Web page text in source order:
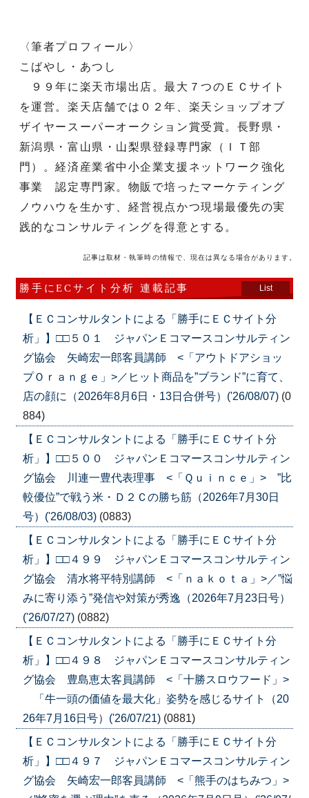
〈筆者プロフィール〉
こばやし・あつし
９９年に楽天市場出店。最大７つのＥＣサイト
を運営。楽天店舗では０２年、楽天ショップオブ
ザイヤースーパーオークション賞受賞。長野県・
新潟県・富山県・山梨県登録専門家（ＩＴ部
門）。経済産業省中小企業支援ネットワーク強化
事業 認定専門家。物販で培ったマーケティング
ノウハウを生かす、経営視点かつ現場最優先の実
践的なコンサルティングを得意とする。
記事は取材・執筆時の情報で、現在は異なる場合があります。
勝手にECサイト分析 連載記事 List
【ＥＣコンサルタントによる「勝手にＥＣサイト分
析」】□□５０１ ジャパンＥコマースコンサルティン
グ協会 矢崎宏一郎客員講師 <「アウトドアショッ
プＯｒａｎｇｅ」>／ヒット商品を”ブランド”に育て、
店の顔に（2026年8月6日・13日合併号）('26/08/07) (0
884)
【ＥＣコンサルタントによる「勝手にＥＣサイト分
析」】□□５００ ジャパンＥコマースコンサルティン
グ協会 川連一豊代表理事 <「Ｑｕｉｎｃｅ」> ”比
較優位”で戦う米・Ｄ２Ｃの勝ち筋（2026年7月30日
号）('26/08/03) (0883)
【ＥＣコンサルタントによる「勝手にＥＣサイト分
析」】□□４９９ ジャパンＥコマースコンサルティン
グ協会 清水将平特別講師 <「ｎａｋｏｔａ」>／”悩
みに寄り添う”発信や対策が秀逸（2026年7月23日号）
('26/07/27) (0882)
【ＥＣコンサルタントによる「勝手にＥＣサイト分
析」】□□４９８ ジャパンＥコマースコンサルティン
グ協会 豊島恵太客員講師 <「十勝スロウフード」>
「牛一頭の価値を最大化」姿勢を感じるサイト（20
26年7月16日号）('26/07/21) (0881)
【ＥＣコンサルタントによる「勝手にＥＣサイト分
析」】□□４９７ ジャパンＥコマースコンサルティン
グ協会 矢崎宏一郎客員講師 <「熊手のはちみつ」>